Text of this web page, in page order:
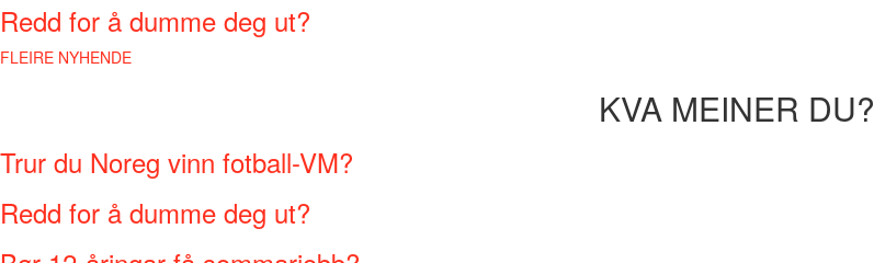
Redd for å dumme deg ut?
FLEIRE NYHENDE
KVA MEINER DU?
Trur du Noreg vinn fotball-VM?
Redd for å dumme deg ut?